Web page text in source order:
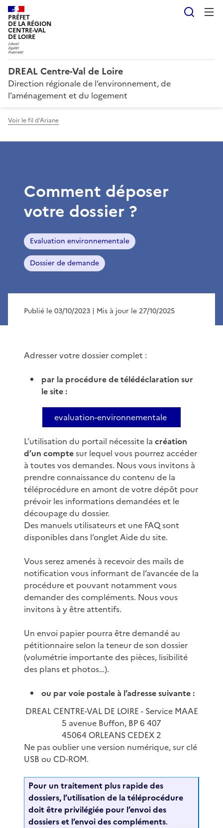
PRÉFET
DE LA RÉGION
CENTRE-VAL
DE LOIRE
DREAL Centre-Val de Loire
Direction régionale de l’environnement, de
l’aménagement et du logement
Voir le fil d'Ariane
Comment déposer
votre dossier ?
Evaluation environnementale
Dossier de demande
Publié le 03/10/2023 | Mis à jour le 27/10/2025
Adresser votre dossier complet :
par la procédure de télédéclaration sur
le site :
evaluation-environnementale
L’utilisation du portail nécessite la création
d’un comptesur lequel vous pourrez accéder
à toutes vos demandes. Nous vous invitons à
prendre connaissance du contenu de la
téléprocédure en amont de votre dépôt pour
prévoir les informations demandées et le
découpage du dossier.
Des manuels utilisateurs et une FAQ sont
disponibles dans l’onglet Aide du site.
Vous serez amenés à recevoir des mails de
notification vous informant de l’avancée de la
procédure et pouvant notamment vous
demander des compléments. Nous vous
invitons à y être attentifs.
Un envoi papier pourra être demandé au
pétitionnaire selon la teneur de son dossier
(volumétrie importante des pièces, lisibilité
des plans et photos…).
ou par voie postale à l’adresse suivante :
DREAL CENTRE-VAL DE LOIRE - Service MAAE
5 avenue Buffon, BP 6 407
45064 ORLEANS CEDEX 2
Ne pas oublier une version numérique, sur clé
USB ou CD-ROM.
Pour un traitement plus rapide des
dossiers, l’utilisation de la téléprocédure
doit être privilégiée pour l’envoi des
dossiers et l’envoi des compléments.